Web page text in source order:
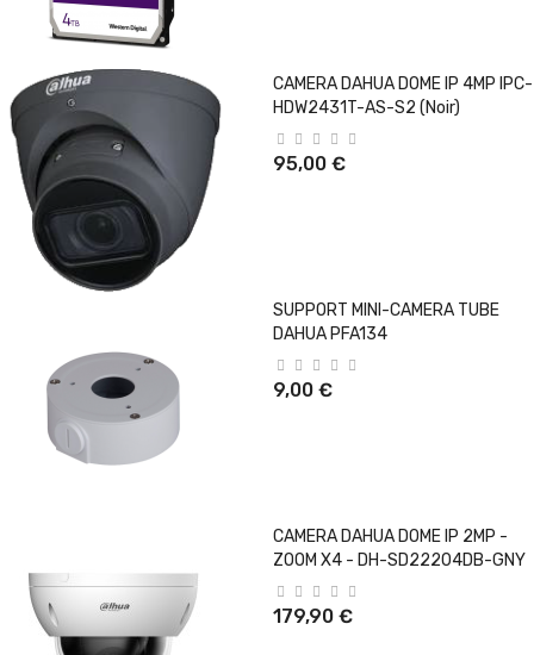
CAMERA DAHUA DOME IP 4MP IPC-
HDW2431T-AS-S2 (Noir)
95,00 €
SUPPORT MINI-CAMERA TUBE
DAHUA PFA134
9,00 €
CAMERA DAHUA DOME IP 2MP -
ZOOM X4 - DH-SD22204DB-GNY
179,90 €